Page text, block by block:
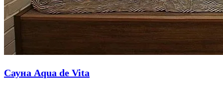
Сауна Aqua de Vita